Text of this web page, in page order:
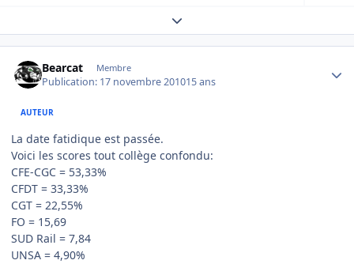
Expand topic overview
Bearcat Membre
Publication: 17 novembre 201015 ans
AUTEUR
La date fatidique est passée.
Voici les scores tout collège confondu:
CFE-CGC = 53,33%
CFDT = 33,33%
CGT = 22,55%
FO = 15,69
SUD Rail = 7,84
UNSA = 4,90%